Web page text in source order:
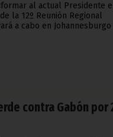
al actual Presidente
la 12º Reunión Regional
a cabo en
contra Gabón por